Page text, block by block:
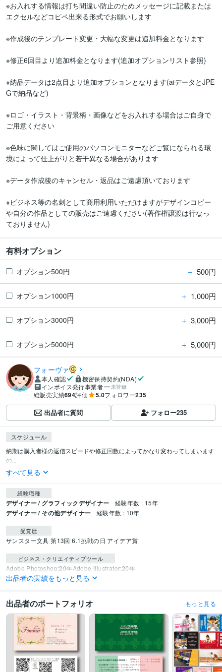
※お入れする情報は打ち間違い防止のためメッセージに記載または
エクセルなどコピペ出来る形式でお願いします
※作成後のテンプレート変更・大幅な変更は追加料金となります
※修正6回目より追加料金となります(追加オプションリスト参照)
※納品データは2点目より追加オプションとなります(aiデータとJPE
Gで納品など)
※ロゴ・イラスト・背景柄・画像などをお入れする場合はご自身で
ご用意ください
※色味に関してはご使用のパソコンモニターなどご覧になられる環
境によって仕上がりと若干異なる場合があります
※データ作成後のキャンセル・返品はご遠慮頂いております
※ビジネス等の名刺として商用利用いただけますがデザインコピー
や自分の作品としての販売はご遠慮ください(著作権譲渡は行なっ
ておりません)
有料オプション
オプション500円 ＋ 500円
オプション1000円 ＋ 1,000円
オプション3000円 ＋ 3,000円
オプション5000円 ＋ 5,000円
フォーヴァ
本人確認
機密保持契約(NDA)
インボイス発行事業者
未登録
総販売実績694評価 5.0フォロワー235
出品者に質問 フォロー235
スケジュール
納期は購入者様の返信スピードや修正回数によってかなり変わってしまいます
の...
すべて見る
経験職種
デザイナー / グラフィックデザイナー 経験年数 : 15年
デザイナー / その他デザイナー 経験年数 : 10年
受賞歴
サンスター文具 第13回 6.1挑戦の日 アイデア賞
ビジネス・クリエイティブツール
Adobe Photoshop:20年Adobe Illustrator:20年
教育 ビジネス サークル 子供
デザイン
個人事業
語学力
英語 日常会話レベル
出品者の実績をもっと見る
出品者のポートフォリオ もっと見る